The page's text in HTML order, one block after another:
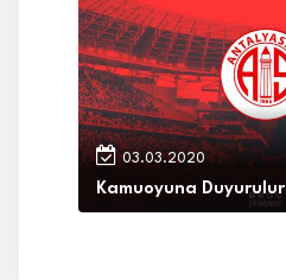
03.03.2020
Kamuoyuna Duyurulur